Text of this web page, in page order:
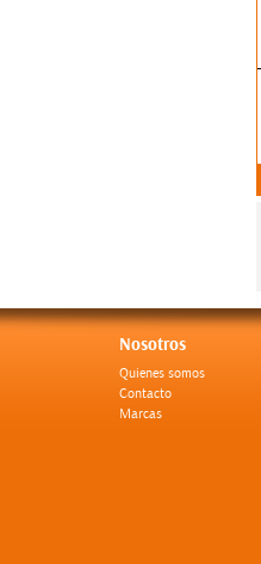
Nosotros
Quienes somos
Contacto
Marcas